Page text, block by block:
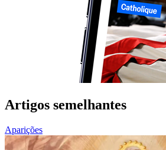
Artigos semelhantes
Aparições